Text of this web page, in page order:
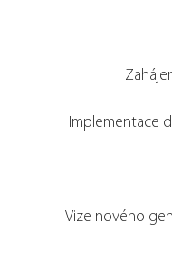
Implementace
Vize nového